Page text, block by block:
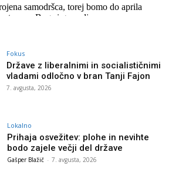
Fokus
Države z liberalnimi in socialističnimi
vladami odločno v bran Tanji Fajon
7. avgusta, 2026
Lokalno
Prihaja osvežitev: plohe in nevihte
bodo zajele večji del države
Gašper Blažič - 7. avgusta, 2026